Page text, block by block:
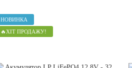
НОВИНКА
🔥ХІТ ПРОДАЖУ!